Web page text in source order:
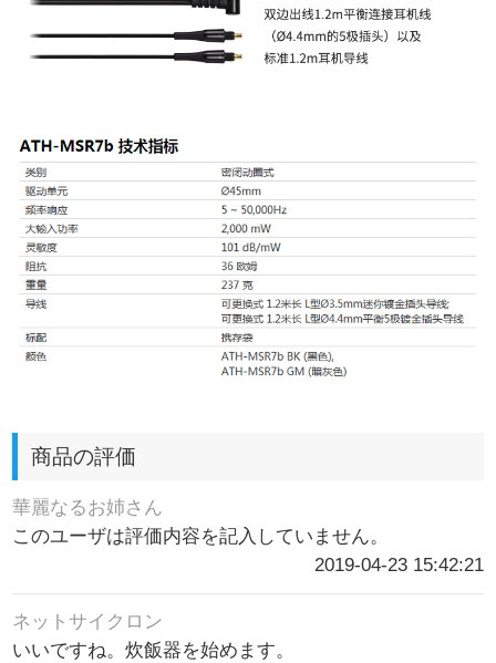
商品の評価
華麗なるお姉さん
このユーザは評価内容を記入していません。
2019-04-23 15:42:21
ネットサイクロン
いいですね。炊飯器を始めます。